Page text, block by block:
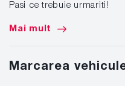
Pasi ce trebuie urmariti!
Mai mult
Marcarea